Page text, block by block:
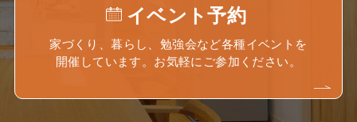
イベント予約
家づくり、暮らし、勉強会など各種イベントを
開催しています。お気軽にご参加ください。